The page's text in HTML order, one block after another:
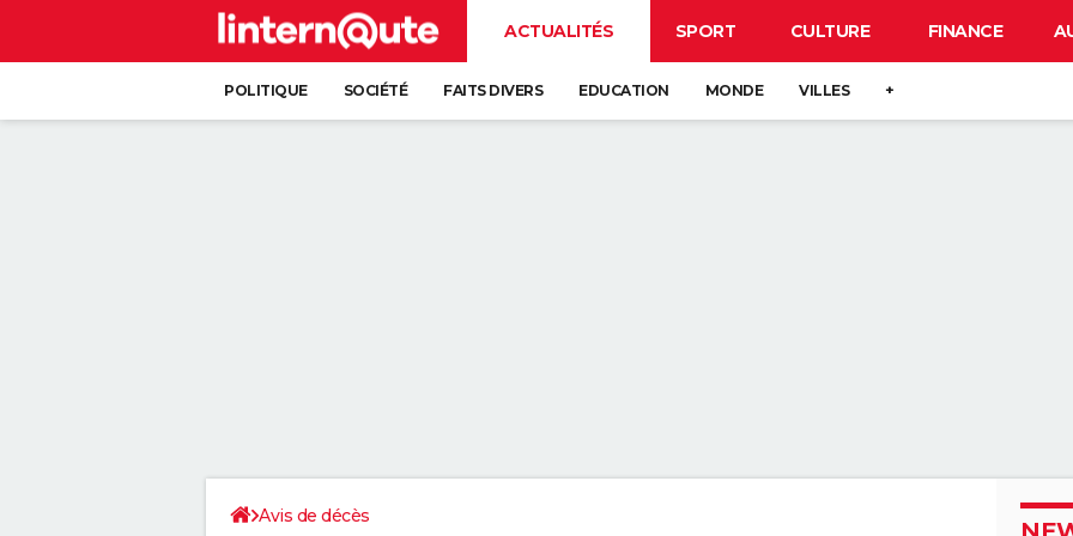
ACTUALITÉS SPORT CULTURE FINANCE
POLITIQUE SOCIÉTÉ FAITS DIVERS EDUCATION MONDE VILLES +
Avis de décès